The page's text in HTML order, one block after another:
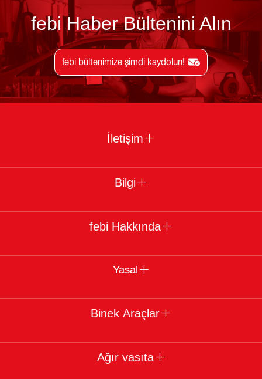
febi Haber Bültenini Alın
febi bültenimize şimdi kaydolun!
İletişim
Bilgi
febi Hakkında
Yasal
Binek Araçlar
Ağır vasıta